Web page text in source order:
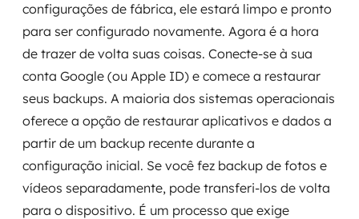
configurações de fábrica, ele estará limpo e pronto
para ser configurado novamente. Agora é a hora
de trazer de volta suas coisas. Conecte-se à sua
conta Google (ou Apple ID) e comece a restaurar
seus backups. A maioria dos sistemas operacionais
oferece a opção de restaurar aplicativos e dados a
partir de um backup recente durante a
configuração inicial. Se você fez backup de fotos e
vídeos separadamente, pode transferi-los de volta
para o dispositivo. É um processo que exige